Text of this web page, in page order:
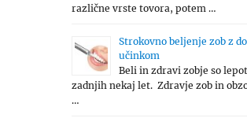
različne vrste tovora, potem …
Strokovno beljenje zob z
učinkom
Beli in zdravi zobje so
zadnjih nekaj let. Zdravje zob in
…